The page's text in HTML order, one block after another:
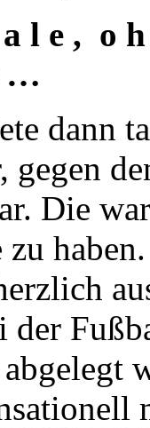
l e , o
…
dann
gegen
Die
der